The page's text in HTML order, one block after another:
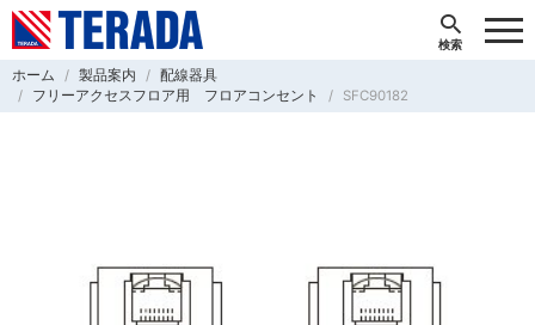
ホーム 製品案内
配線器具
フリーアクセスフロア用 フロアコンセント
SFC90182